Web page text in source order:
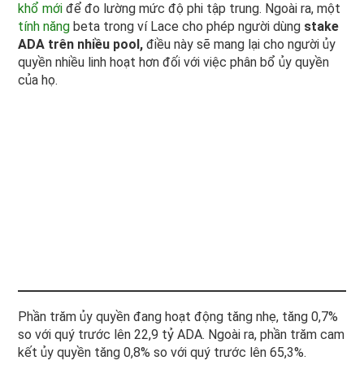
khổ mới để đo lường mức độ phi tập trung. Ngoài ra, một
tính năng beta trong ví Lace cho phép người dùng stake
ADA trên nhiều pool,điều này sẽ mang lại cho người ủy
quyền nhiều linh hoạt hơn đối với việc phân bổ ủy quyền
của họ.
Phần trăm ủy quyền đang hoạt động tăng nhẹ, tăng 0,7%
so với quý trước lên 22,9 tỷ ADA. Ngoài ra, phần trăm cam
kết ủy quyền tăng 0,8% so với quý trước lên 65,3%.